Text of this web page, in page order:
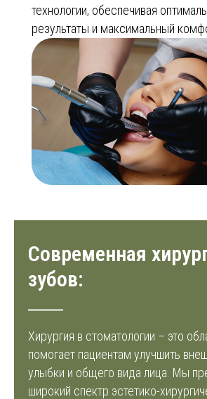
технологии, обеспечивая
результаты и максимальный
Современная
зубов:
Хирургия в стоматологии – это
помогает пациентам улучшить
улыбки и общего вида лица. Мы
широкий спектр эстетико-